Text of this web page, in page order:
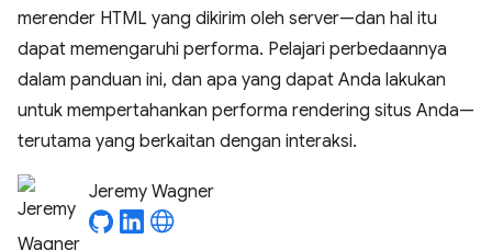
merender HTML yang dikirim oleh server—dan hal itu
dapat memengaruhi performa. Pelajari perbedaannya
dalam panduan ini, dan apa yang dapat Anda lakukan
untuk mempertahankan performa rendering situs Anda—
terutama yang berkaitan dengan interaksi.
Jeremy Wagner